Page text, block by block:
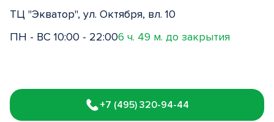
ТЦ "Экватор", ул. Октября, вл. 10
ПН - ВС 10:00 - 22:006 ч. 49 м. до закрытия
1
of
+7 (495) 320-94-44